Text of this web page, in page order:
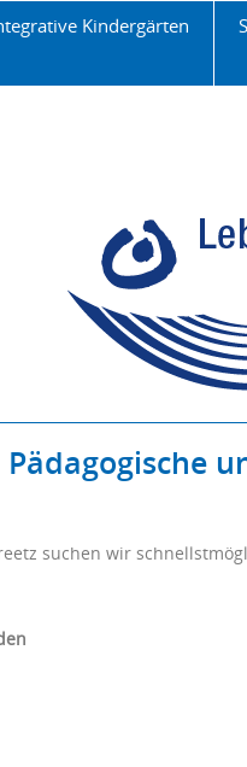
Kindergärten
Pädagogische
suchen wir